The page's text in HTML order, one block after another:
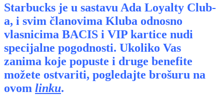
Starbucks je u sastavu Ada Loyalty Club-
a, i svim članovima Kluba odnosno
vlasnicima BACIS i VIP kartice nudi
specijalne pogodnosti. Ukoliko Vas
zanima koje popuste i druge benefite
možete ostvariti, pogledajte brošuru na
ovom linku.